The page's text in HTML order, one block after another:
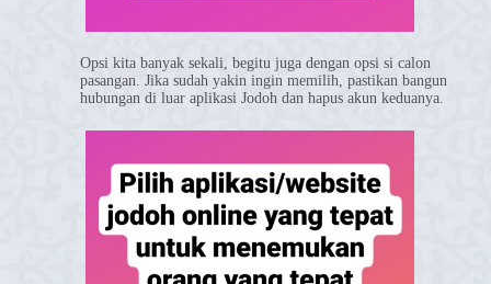
Opsi kita banyak sekali, begitu juga dengan opsi si calon
pasangan. Jika sudah yakin ingin memilih, pastikan bangun
hubungan di luar aplikasi Jodoh dan hapus akun keduanya.